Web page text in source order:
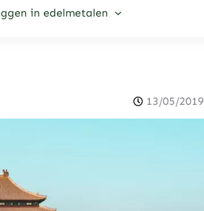
in edelmetalen
13/05/2019